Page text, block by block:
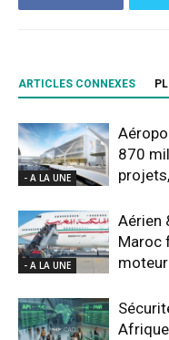
ARTICLES CONNEXES
- A LA UNE
870
- A LA UNE
Aérien
Maroc
Afrique